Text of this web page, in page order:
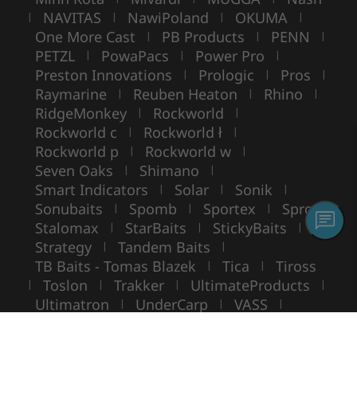
| NAVITAS | NawiPoland | OKUMA |
One More Cast | PB Products | PENN |
PETZL | PowaPacs | Power Pro |
Preston Innovations | Prologic | Pros |
Raymarine | Reuben Heaton | Rhino |
RidgeMonkey | Rockworld |
Rockworld c | Rockworld ł |
Rockworld p | Rockworld w |
Seven Oaks | Shimano |
Smart Indicators | Solar | Sonik |
Sonubaits | Spomb | Sportex | Spro |
Stalomax | StarBaits | StickyBaits |
Strategy | Tandem Baits |
TB Baits - Tomas Blazek | Tica | Tiross
| Toslon | Trakker | UltimateProducts |
Ultimatron | UnderCarp | VASS |